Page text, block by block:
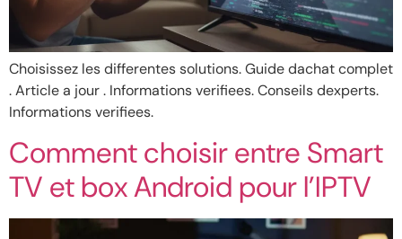
Choisissez les differentes solutions. Guide dachat complet
. Article a jour . Informations verifiees. Conseils dexperts.
Informations verifiees.
Comment choisir entre Smart
TV et box Android pour l’IPTV